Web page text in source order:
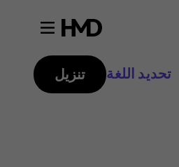
تحديد اللغة تنزيل